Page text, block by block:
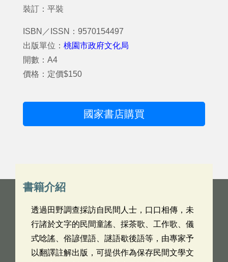
裝訂：平裝
ISBN／ISSN：9570154497
出版單位： 桃園市政府文化局
開數：A4
價格：定價$150
國家書店購買
書籍介紹
透過田野調查採訪自民間人士，口口相傳，未
行諸於文字的民間童謠、採茶歌、工作歌、儀
式唸謠、俗諺俚語、謎語歇後語等，由專家予
以翻譯註解出版，可提供作為保存民間文學文